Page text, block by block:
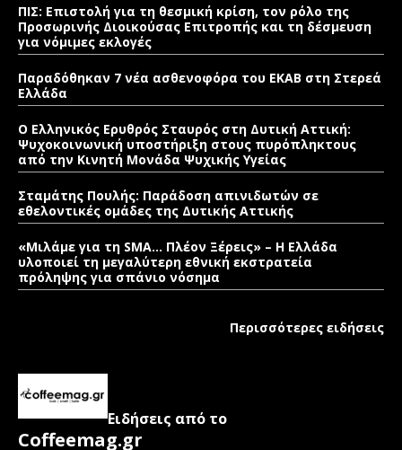
ΠΙΣ: Επιστολή για τη θεσμική κρίση, τον ρόλο της
Προσωρινής Διοικούσας Επιτροπής και τη δέσμευση
για νόμιμες εκλογές
Παραδόθηκαν 7 νέα ασθενοφόρα του ΕΚΑΒ στη Στερεά
Ελλάδα
Ο Ελληνικός Ερυθρός Σταυρός στη Δυτική Αττική:
Ψυχοκοινωνική υποστήριξη στους πυρόπληκτους
από την Κινητή Μονάδα Ψυχικής Υγείας
Σταμάτης Πουλής: Παράδοση απινιδωτών σε
εθελοντικές ομάδες της Δυτικής Αττικής
«Μιλάμε για τη SMA… Πλέον Ξέρεις» – Η Ελλάδα
υλοποιεί τη μεγαλύτερη εθνική εκστρατεία
πρόληψης για σπάνιο νόσημα
Περισσότερες ειδήσεις
Ειδήσεις από το
Coffeemag.gr